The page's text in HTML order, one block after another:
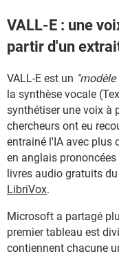
VALL-E : une
partir d'un
VALL-E est un
la synthèse vocale
synthétiser une voix à
chercheurs ont eu
entrainé l'IA avec plus
en anglais
livres audio gratuits
LibriVox.
Microsoft a partagé
premier tableau est
contiennent chacune